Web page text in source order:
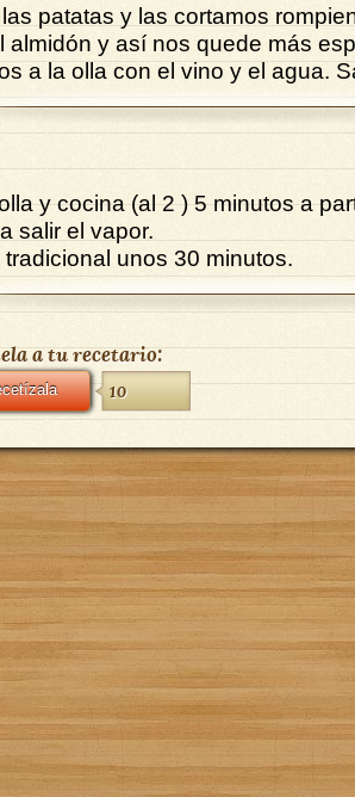
patatas y las cortamos
almidón y así nos quede más
a la olla con el vino y el agua.
y cocina (al 2 ) 5 minutos a
salir el vapor.
tradicional unos 30 minutos.
a tu recetario:
10